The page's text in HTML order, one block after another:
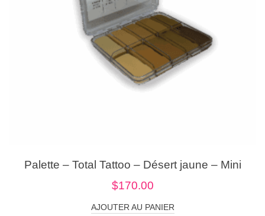
Palette – Total Tattoo – Désert jaune – Mini
$170.00
AJOUTER AU PANIER